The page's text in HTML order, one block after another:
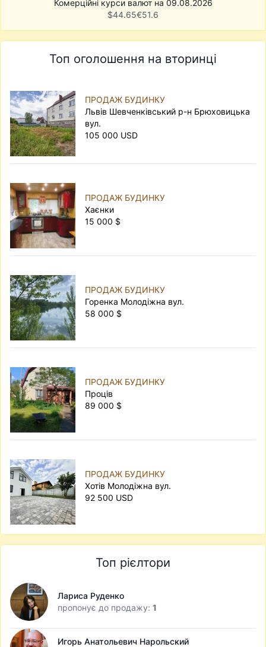
Комерційні курси валют на 09.08.2026
$44.65€51.6
Топ оголошення на вторинці
ПРОДАЖ БУДИНКУ
Львів Шевченківський р-н Брюховицька
вул.
105 000 USD
ПРОДАЖ БУДИНКУ
Хаєнки
15 000 $
ПРОДАЖ БУДИНКУ
Горенка Молодіжна вул.
58 000 $
ПРОДАЖ БУДИНКУ
Проців
89 000 $
ПРОДАЖ БУДИНКУ
Хотів Молодіжна вул.
92 500 USD
Топ рієлтори
Лариса Руденко
пропонує до продажу: 1
Игорь Анатольевич Нарольский